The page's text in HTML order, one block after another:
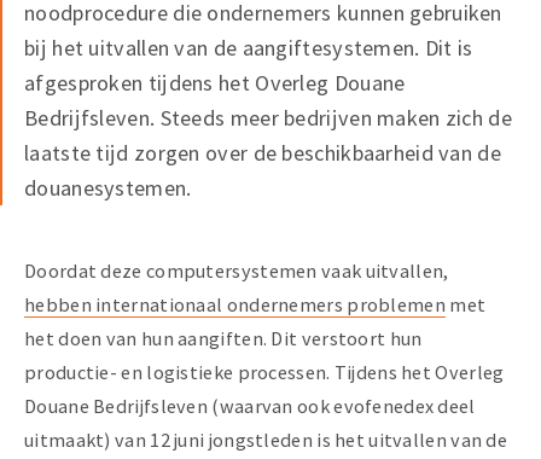
noodprocedure die ondernemers kunnen gebruiken
bij het uitvallen van de aangiftesystemen. Dit is
afgesproken tijdens het Overleg Douane
Bedrijfsleven. Steeds meer bedrijven maken zich de
laatste tijd zorgen over de beschikbaarheid van de
douanesystemen.
Doordat deze computersystemen vaak uitvallen,
hebben internationaal ondernemers problemen met
het doen van hun aangiften. Dit verstoort hun
productie- en logistieke processen. Tijdens het Overleg
Douane Bedrijfsleven (waarvan ook evofenedex deel
uitmaakt) van 12 juni jongstleden is het uitvallen van de